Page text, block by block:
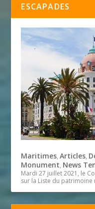
ESCAPADES
Maritimes,Articles,
Monument, News
Mardi 27 juillet 2021, le
sur la Liste du patrimoine